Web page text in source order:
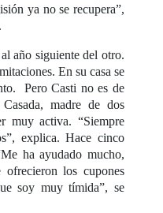
ya no se recupera”,
año siguiente del otro.
En su casa se
Pero Casti no es de
madre de dos
muy activa. “Siempre
explica. Hace cinco
ha ayudado mucho,
los cupones
soy muy tímida”, se